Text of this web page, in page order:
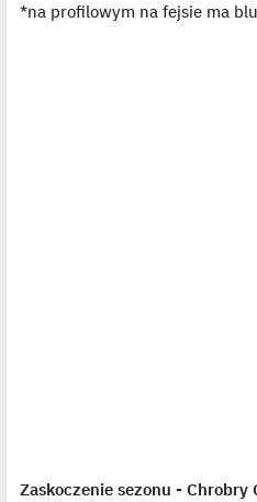
*na profilowym na fejsie ma
Zaskoczenie sezonu - Chrobry